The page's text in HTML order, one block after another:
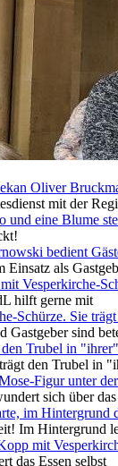
mit der
als
hilft gerne mit
Gastgeber sind
den Trubel in
sich über
Im Hintergrund
das Essen selbst